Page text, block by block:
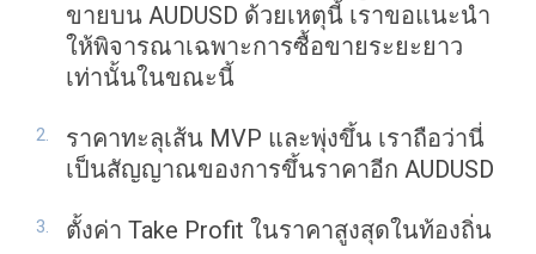
ขายบน AUDUSD ด้วยเหตุนี้ เราขอแนะนำ
ให้พิจารณาเฉพาะการซื้อขายระยะยาว
เท่านั้นในขณะนี้
ราคาทะลุเส้น MVP และพุ่งขึ้น เราถือว่านี่
เป็นสัญญาณของการขึ้นราคาอีก AUDUSD
ตั้งค่า Take Profit ในราคาสูงสุดในท้องถิ่น